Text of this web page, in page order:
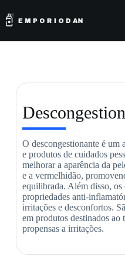
O descongestionante é um
e produtos de cuidados
melhorar a aparência da
e a vermelhidão,
equilibrada. Além disso, os
propriedades anti-
irritações e desconfortos.
em produtos destinados ao
propensas a irritações.